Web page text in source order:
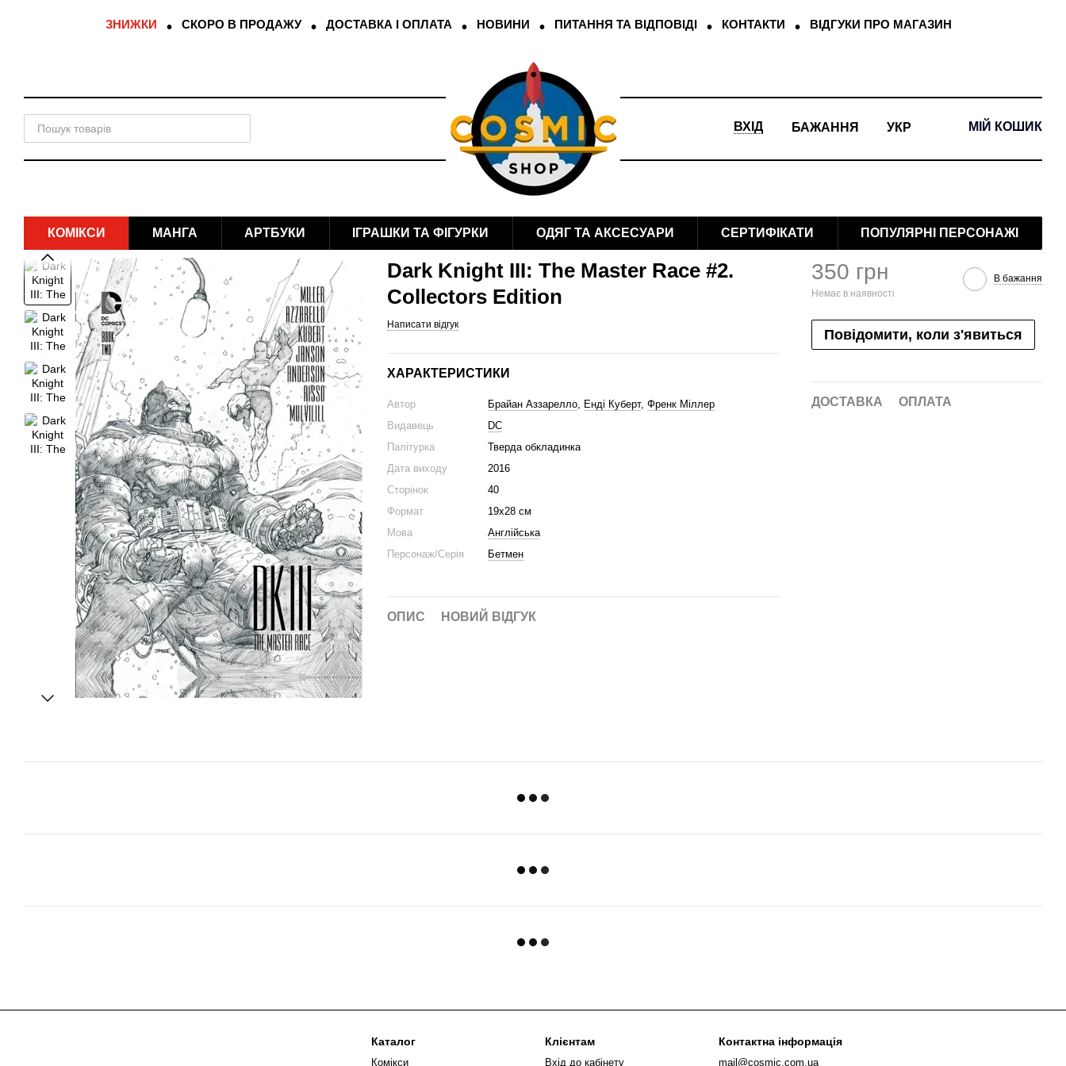
ЗНИЖКИ СКОРО В ПРОДАЖУ ДОСТАВКА І ОПЛАТА НОВИНИ ПИТАННЯ ТА ВІДПОВІДІ КОНТАКТИ ВІДГУКИ ПРО МАГАЗИН
ВХІД БАЖАННЯ УКР МІЙ КОШИК
КОМІКСИ МАНГА АРТБУКИ ІГРАШКИ ТА ФІГУРКИ ОДЯГ ТА АКСЕСУАРИ СЕРТИФІКАТИ ПОПУЛЯРНІ ПЕРСОНАЖІ
Dark Knight III: The Master Race #2.
Collectors Edition
Написати відгук
ХАРАКТЕРИСТИКИ
Автор Брайан Аззарелло, Енді Куберт, Френк Міллер
Видавець
DC
Палітурка
Тверда обкладинка
Дата виходу
2016
Сторінок
40
Формат
19х28 см
Мова
Англійська
Персонаж/Серія
Бетмен
ОПИС НОВИЙ ВІДГУК
350 грн
Немає в наявності
В бажання
Повідомити, коли з'явиться
ДОСТАВКА ОПЛАТА
Каталог
Комікси
Клієнтам
Вхід до кабінету
Контактна інформація
mail@cosmic.com.ua